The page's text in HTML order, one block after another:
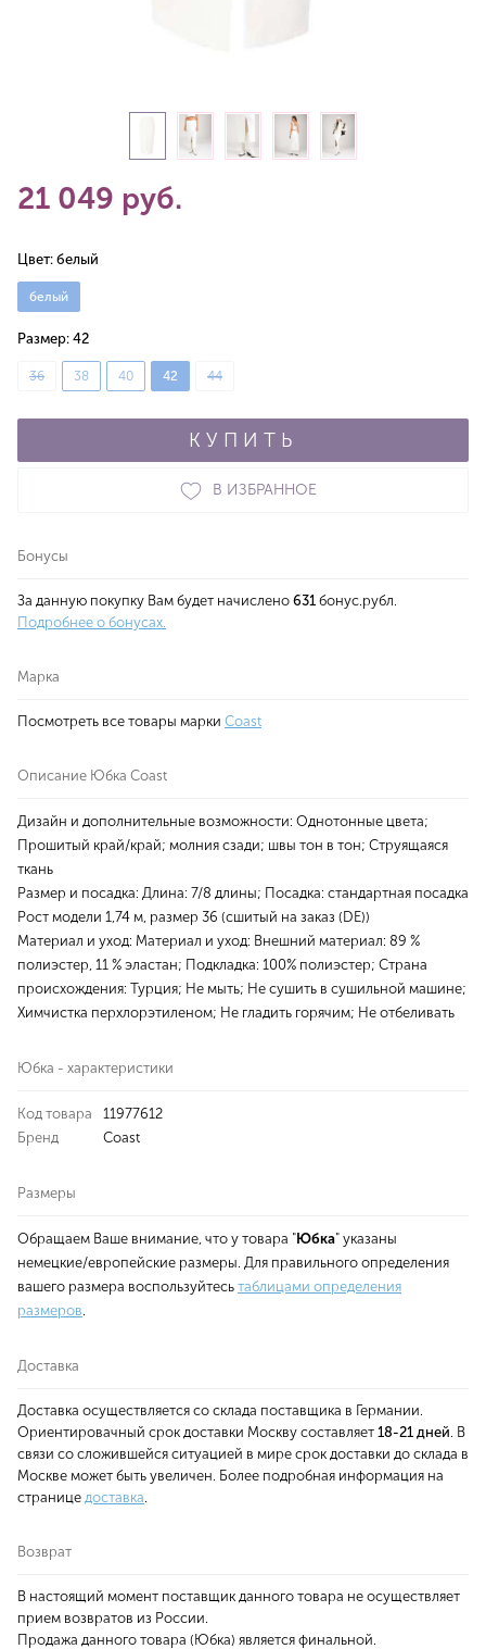
21 049 руб.
Цвет: белый
белый
Размер: 42
36 38 40 42 44
КУПИТЬ
В ИЗБРАННОЕ
Бонусы
За данную покупку Вам будет начислено 631 бонус.рубл.
Подробнее о бонусах.
Марка
Посмотреть все товары марки Coast
Описание Юбка Coast
Дизайн и дополнительные возможности: Однотонные цвета;
Прошитый край/край; молния сзади; швы тон в тон; Струящаяся
ткань
Размер и посадка: Длина: 7/8 длины; Посадка: стандартная посадка
Рост модели 1,74 м, размер 36 (сшитый на заказ (DE))
Материал и уход: Материал и уход: Внешний материал: 89 %
полиэстер, 11 % эластан; Подкладка: 100% полиэстер; Страна
происхождения: Турция; Не мыть; Не сушить в сушильной машине;
Химчистка перхлорэтиленом; Не гладить горячим; Не отбеливать
Юбка - характеристики
Код товара
11977612
Бренд
Coast
Размеры
Обращаем Ваше внимание, что у товара "Юбка" указаны
немецкие/европейские размеры. Для правильного определения
вашего размера воспользуйтесь таблицами определения
размеров.
Доставка
Доставка осуществляется со склада поставщика в Германии.
Ориентировачный срок доставки Москву составляет 18-21 дней. В
связи со сложившейся ситуацией в мире срок доставки до склада в
Москве может быть увеличен. Более подробная информация на
странице доставка.
Возврат
В настоящий момент поставщик данного товара не осуществляет
прием возвратов из России.
Продажа данного товара (Юбка) является финальной.